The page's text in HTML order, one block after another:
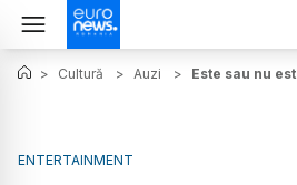
> Cultură > Auzi > Este sau nu
ENTERTAINMENT